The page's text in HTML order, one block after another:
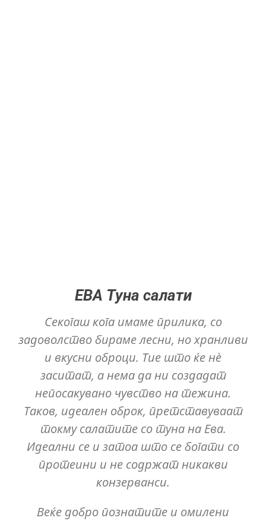
ЕВА Туна салати
Секогаш кога имаме прилика, со
задоволство бираме лесни, но хранливи
и вкусни оброци. Тие што ќе нè
заситат, а нема да ни создадат
непосакувано чувство на тежина.
Таков, идеален оброк, претставуваат
токму салатите со туна на Ева.
Идеални се и затоа што се богати со
протеини и не содржат никакви
конзерванси.
Веќе добро познатите и омилени